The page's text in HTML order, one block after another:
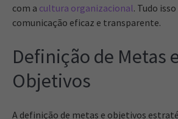
com a cultura organizacional. Tudo
comunicação eficaz e transparente.
Definição de Metas
Objetivos
A definição de metas e objetivos